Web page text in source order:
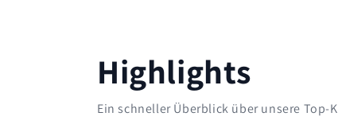
Highlights
Ein schneller Überblick über unsere Top-